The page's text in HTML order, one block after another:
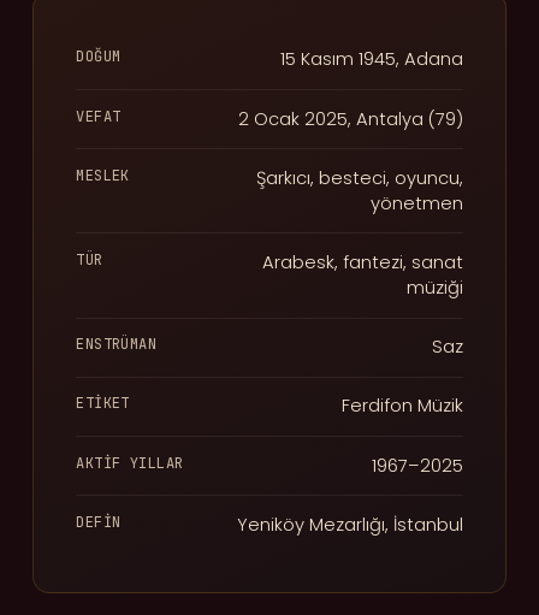
DOĞUM 15 Kasım 1945, Adana
VEFAT 2 Ocak 2025, Antalya (79)
MESLEK
Şarkıcı, besteci, oyuncu,
yönetmen
TÜR
Arabesk, fantezi, sanat
müziği
ENSTRÜMAN Saz
ETIKET Ferdifon Müzik
AKTIF YILLAR 1967–2025
DEFIN Yeniköy Mezarlığı, İstanbul